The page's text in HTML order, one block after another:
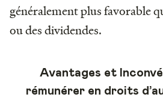
généralement plus favorable
ou des dividendes.
Avantages et
rémunérer en droits